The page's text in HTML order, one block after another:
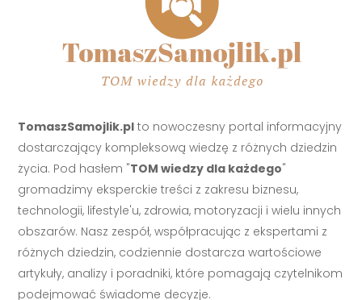
TomaszSamojlik.pl to nowoczesny portal informacyjny
dostarczający kompleksową wiedzę z różnych dziedzin
życia. Pod hasłem "TOM wiedzy dla każdego"
gromadzimy eksperckie treści z zakresu biznesu,
technologii, lifestyle'u, zdrowia, motoryzacji i wielu innych
obszarów. Nasz zespół, współpracując z ekspertami z
różnych dziedzin, codziennie dostarcza wartościowe
artykuły, analizy i poradniki, które pomagają czytelnikom
podejmować świadome decyzje.